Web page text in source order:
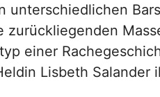
einer
Lisbeth